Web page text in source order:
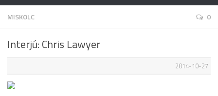
Tiszaújváros
Kazincbarcika
Életmód
MISKOLC 0
Interjú: Chris Lawyer
2014-10-27